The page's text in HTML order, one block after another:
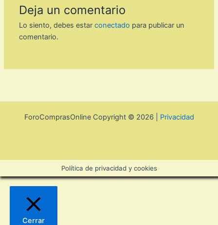
Deja un comentario
Lo siento, debes estarconectado para publicar un
comentario.
ForoComprasOnline Copyright © 2026 | Privacidad
Política de privacidad y cookies
Cerrar